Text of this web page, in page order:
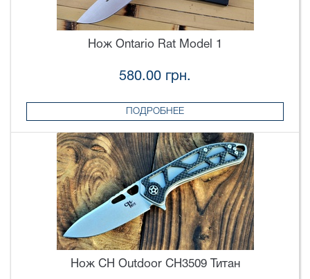
Нож Ontario Rat Model 1
580.00 грн.
ПОДРОБНЕЕ
Нож CH Outdoor CH3509 Титан